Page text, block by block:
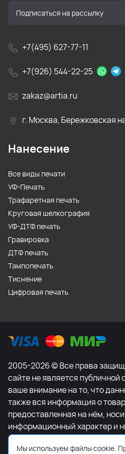
+7(495) 627-77-11
+7(926) 544-22-25
zakaz@artia.ru
г. Москва, Бережковская
Нанесение
Все виды печати
УФ-Печать
Трафаретная печать
Круговая шелкография
УФ-ДТФ печать
Гравировка
ДТФ печать
Тампопечать
Тиснение
Цифровая печать
2005-2026 © Все права
сайте не является
ваше внимание на то, что
также вся информация о
предоставленная на нём,
информационный характер и
является публичной
положениями Статьи 437
Мы используем файлы cookie.